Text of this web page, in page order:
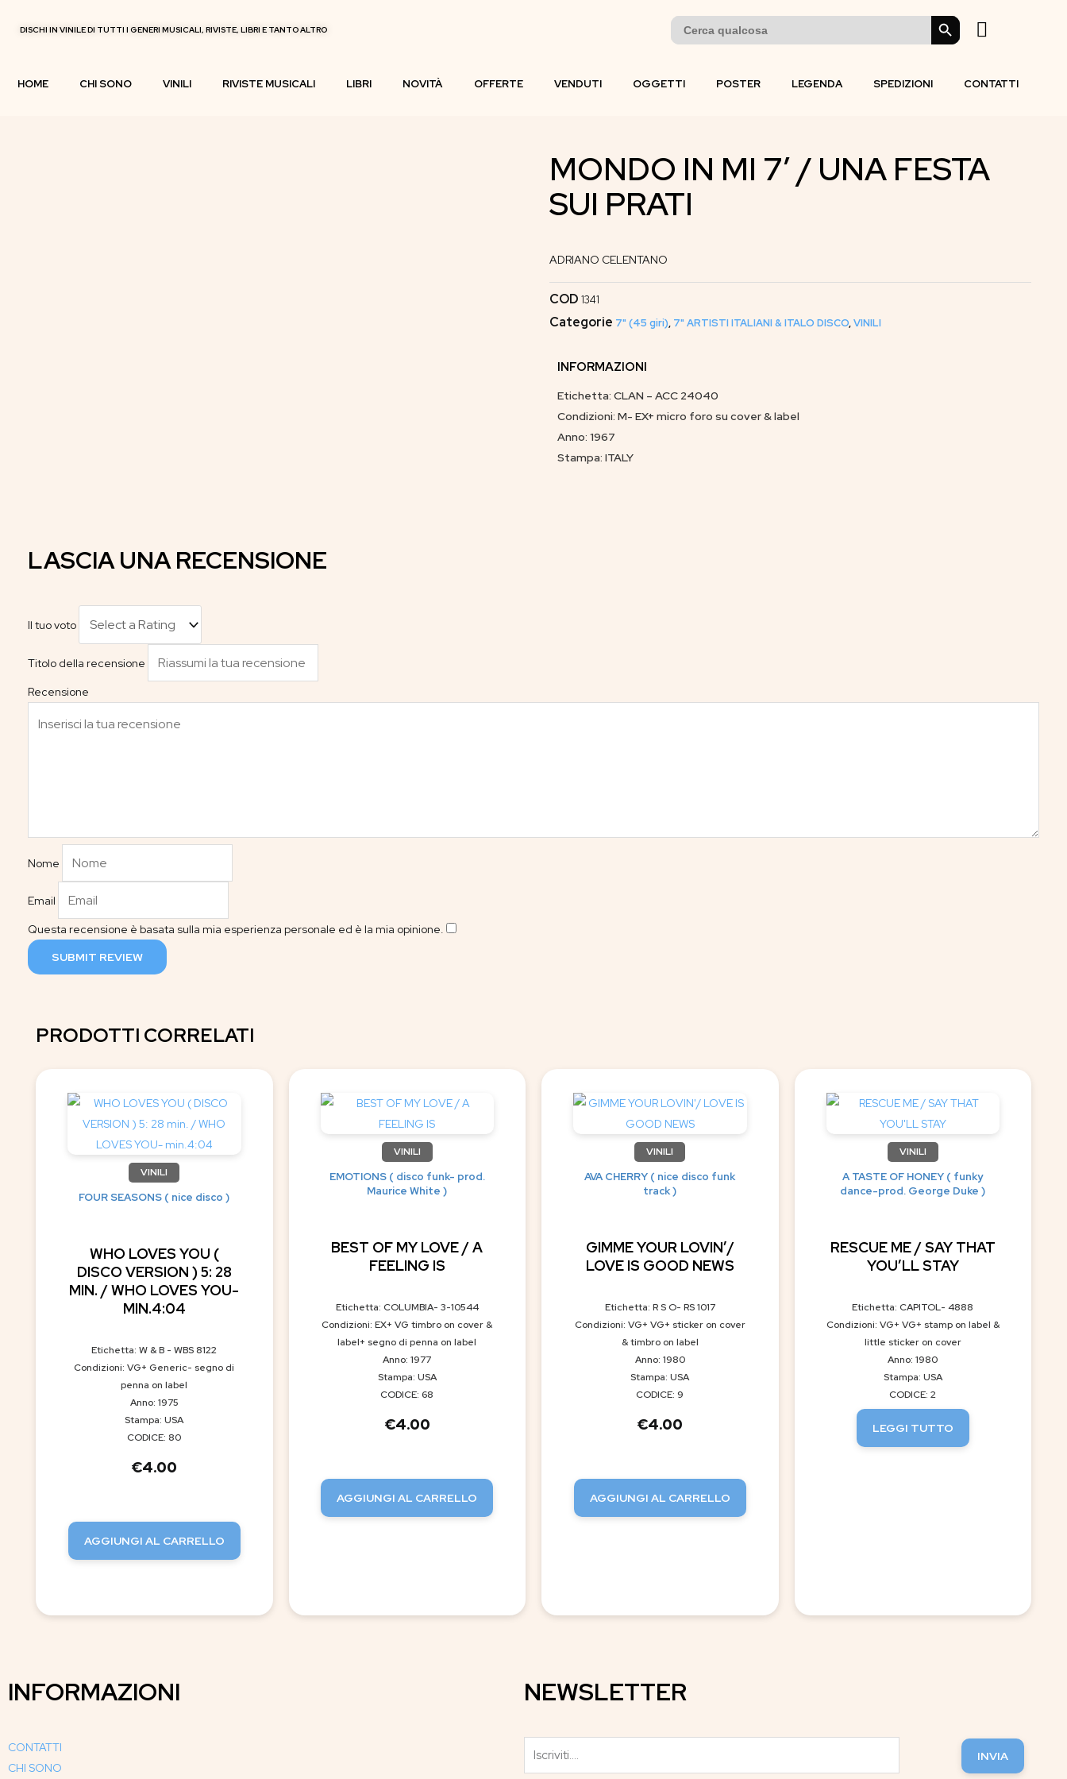
DISCHI IN VINILE DI TUTTI I GENERI MUSICALI, RIVISTE, LIBRI E TANTO ALTRO
Search
for:
SEARCH BUTTON
HOME CHI SONO VINILI RIVISTE MUSICALI LIBRI NOVITÀ OFFERTE VENDUTI OGGETTI POSTER LEGENDA SPEDIZIONI CONTATTI
MONDO IN MI 7′ / UNA FESTA
SUI PRATI
ADRIANO CELENTANO
COD 1341
Categorie 7" (45 giri), 7" ARTISTI ITALIANI & ITALO DISCO,VINILI
INFORMAZIONI
Etichetta: CLAN – ACC 24040
Condizioni: M- EX+ micro foro su cover & label
Anno: 1967
Stampa: ITALY
LASCIA UNA RECENSIONE
Il tuo voto
Titolo della recensione
Recensione
Nome
Email
Questa recensione è basata sulla mia esperienza personale ed è la mia opinione.
SUBMIT REVIEW
PRODOTTI CORRELATI
VINILI
FOUR SEASONS ( nice disco )
WHO LOVES YOU (
DISCO VERSION ) 5: 28
MIN. / WHO LOVES YOU-
MIN.4:04
Etichetta: W & B - WBS 8122
Condizioni: VG+ Generic- segno di
penna on label
Anno: 1975
Stampa: USA
CODICE: 80
€4.00
AGGIUNGI AL CARRELLO
VINILI
EMOTIONS ( disco funk- prod.
Maurice White )
BEST OF MY LOVE / A
FEELING IS
Etichetta: COLUMBIA- 3-10544
Condizioni: EX+ VG timbro on cover &
label+ segno di penna on label
Anno: 1977
Stampa: USA
CODICE: 68
€4.00
AGGIUNGI AL CARRELLO
VINILI
AVA CHERRY ( nice disco funk
track )
GIMME YOUR LOVIN’/
LOVE IS GOOD NEWS
Etichetta: R S O- RS 1017
Condizioni: VG+ VG+ sticker on cover
& timbro on label
Anno: 1980
Stampa: USA
CODICE: 9
€4.00
AGGIUNGI AL CARRELLO
VINILI
A TASTE OF HONEY ( funky
dance-prod. George Duke )
RESCUE ME / SAY THAT
YOU’LL STAY
Etichetta: CAPITOL- 4888
Condizioni: VG+ VG+ stamp on label &
little sticker on cover
Anno: 1980
Stampa: USA
CODICE: 2
LEGGI TUTTO
INFORMAZIONI
CONTATTI
CHI SONO
NEWSLETTER
INVIA